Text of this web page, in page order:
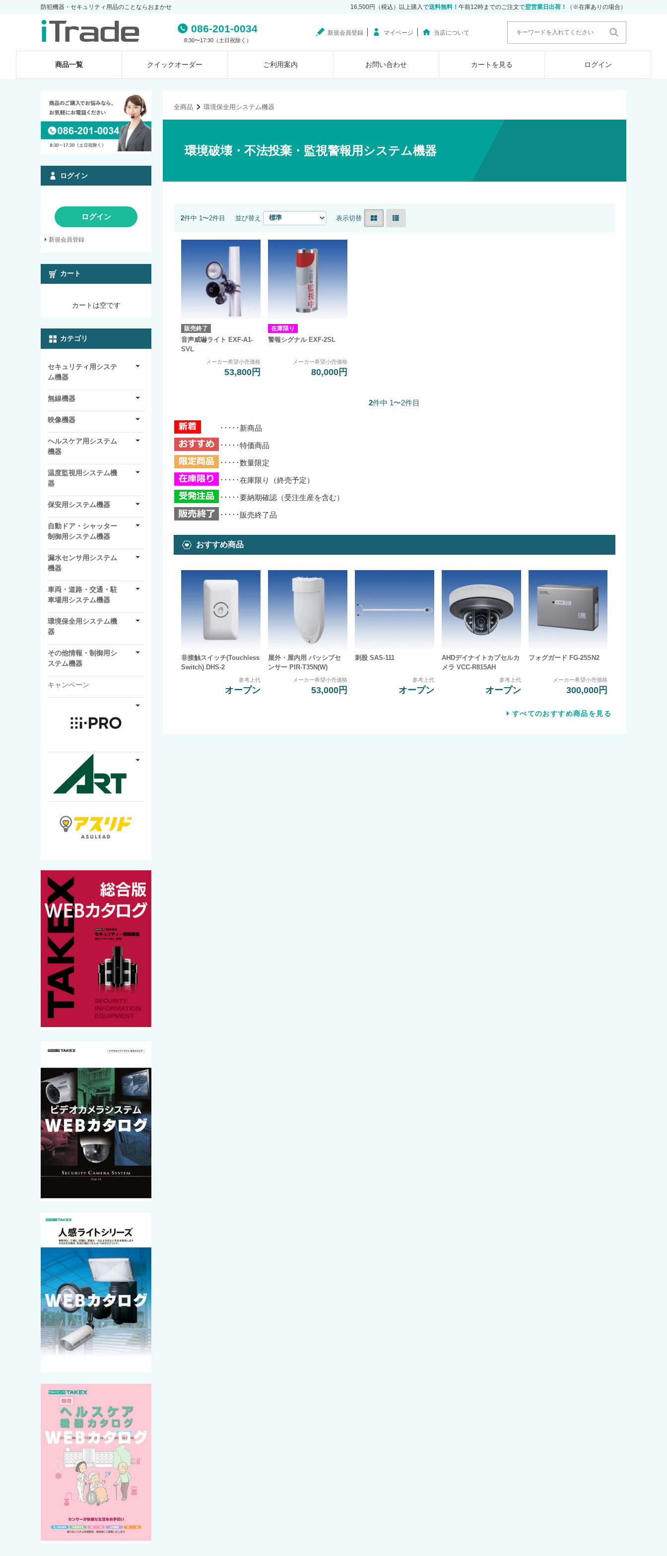
防犯機器・セキュリティ用品のことならおまかせ 16,500円（税込）以上購入で送料無料！ 午前12時までのご注文で翌営業日出荷！ （※在庫ありの場合）
086-201-0034
8:30〜17:30（土日祝除く）
新規会員登録 マイページ 当店について
商品一覧 クイックオーダー ご利用案内 お問い合わせ カートを見る ログイン
全商品 環境保全用システム機器
環境破壊・不法投棄・監視警報用システム機器
2件中 1〜2件目 並び替え 表示切替
販売終了
音声威嚇ライト EXF-A1-
SVL
メーカー希望小売価格
53,800円
在庫限り
警報シグナル EXF-2SL
メーカー希望小売価格
80,000円
2件中 1〜2件目
･････新商品
･････特価商品
･････数量限定
･････在庫限り（終売予定）
･････要納期確認（受注生産を含む）
･････販売終了品
おすすめ商品
非接触スイッチ(Touchless
Switch) DHS-2
参考上代
オープン
屋外・屋内用 パッシブセ
ンサー PIR-T35N(W)
メーカー希望小売価格
53,000円
刺股 SAS-111
参考上代
オープン
AHDデイナイトカプセルカ
メラ VCC-R815AH
参考上代
オープン
フォグガード FG-25SN2
メーカー希望小売価格
300,000円
すべてのおすすめ商品を見る
ログイン
ログイン
新規会員登録
カート
カートは空です
カテゴリ
セキュリティ用システ
ム機器
無線機器
映像機器
ヘルスケア用システム
機器
温度監視用システム機
器
保安用システム機器
自動ドア・シャッター
制御用システム機器
漏水センサ用システム
機器
車両・道路・交通・駐
車場用システム機器
環境保全用システム機
器
その他情報・制御用シ
ステム機器
キャンペーン